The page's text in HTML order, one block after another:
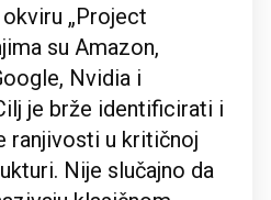
„Project
su Amazon,
Nvidia i
je brže identificirati i
ranjivosti u kritičnoj
Nije slučajno da